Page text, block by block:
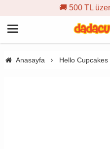
🚚 500 TL üzeri
Anasayfa Hello